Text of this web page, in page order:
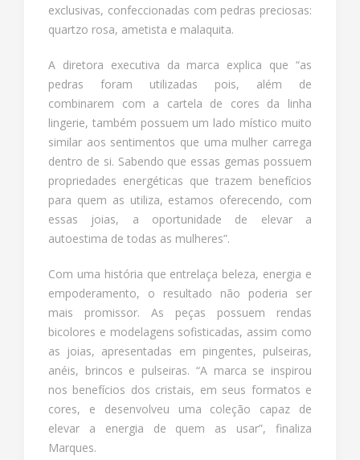
exclusivas, confeccionadas com pedras preciosas:
quartzo rosa, ametista e malaquita.
A diretora executiva da marca explica que “as
pedras foram utilizadas pois, além de
combinarem com a cartela de cores da linha
lingerie, também possuem um lado místico muito
similar aos sentimentos que uma mulher carrega
dentro de si. Sabendo que essas gemas possuem
propriedades energéticas que trazem benefícios
para quem as utiliza, estamos oferecendo, com
essas joias, a oportunidade de elevar a
autoestima de todas as mulheres”.
Com uma história que entrelaça beleza, energia e
empoderamento, o resultado não poderia ser
mais promissor. As peças possuem rendas
bicolores e modelagens sofisticadas, assim como
as joias, apresentadas em pingentes, pulseiras,
anéis, brincos e pulseiras. “A marca se inspirou
nos benefícios dos cristais, em seus formatos e
cores, e desenvolveu uma coleção capaz de
elevar a energia de quem as usar”, finaliza
Marques.